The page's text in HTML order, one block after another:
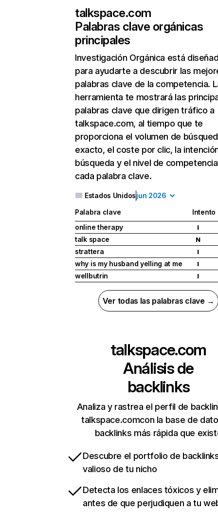
talkspace.com
Palabras clave orgánicas
principales
Investigación Orgánica está
para ayudarte a descubrir las
palabras clave de la competencia.
herramienta te mostrará las
palabras clave que dirigen tráfico a
talkspace.com, al tiempo que te
proporciona el volumen de
exacto, el coste por clic, la
búsqueda y el nivel de
cada palabra clave.
Estados Unidosjun 2026
Palabra clave
Intento
online therapy
I
talk space N
strattera I
why is my husband yelling at me I
wellbutrin I
Ver todas las palabras clave →
talkspace.com
Análisis de
backlinks
Analiza y rastrea el perfil de
talkspace.comcon la base de
backlinks más rápida que
Descubre el portfolio de
valioso de tu nicho
Detecta los enlaces tóxicos y
antes de que perjudiquen a tu